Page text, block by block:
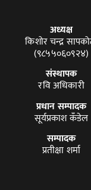
अध्यक्ष
किशोर चन्द्र
(९८५५०६०९२४)
संस्थापक
रवि अधिकारी
प्रधान सम्पादक
सूर्यप्रकाश कँडेल
सम्पादक
प्रतीक्षा शर्मा